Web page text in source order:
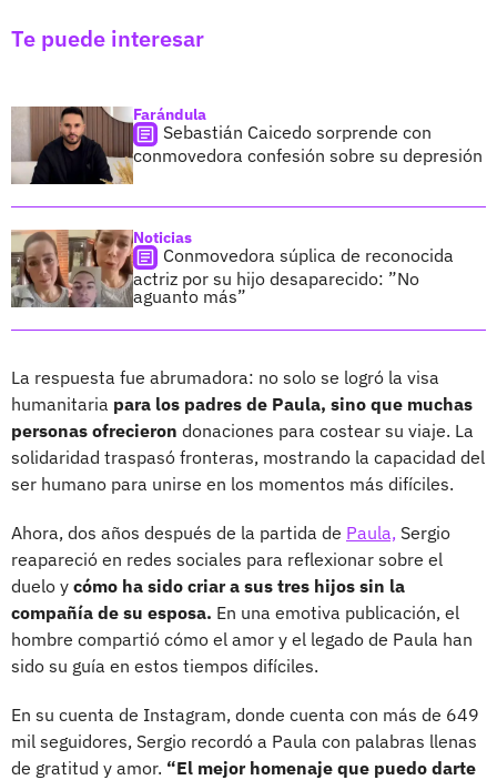
Te puede interesar
Farándula
Sebastián Caicedo sorprende con
conmovedora confesión sobre su depresión
Noticias
Conmovedora súplica de reconocida
actriz por su hijo desaparecido: ”No
aguanto más”
La respuesta fue abrumadora: no solo se logró la visa
humanitaria para los padres de Paula, sino que muchas
personas ofrecieron donaciones para costear su viaje. La
solidaridad traspasó fronteras, mostrando la capacidad del
ser humano para unirse en los momentos más difíciles.
Ahora, dos años después de la partida de Paula, Sergio
reapareció en redes sociales para reflexionar sobre el
duelo y cómo ha sido criar a sus tres hijos sin la
compañía de su esposa. En una emotiva publicación, el
hombre compartió cómo el amor y el legado de Paula han
sido su guía en estos tiempos difíciles.
En su cuenta de Instagram, donde cuenta con más de 649
mil seguidores, Sergio recordó a Paula con palabras llenas
de gratitud y amor. “El mejor homenaje que puedo darte